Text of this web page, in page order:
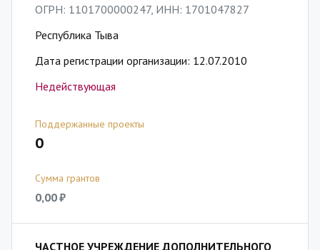
ОГРН: 1101700000247, ИНН: 1701047827
Республика Тыва
Дата регистрации организации: 12.07.2010
Недействующая
Поддержанные проекты
0
Сумма грантов
0,00 ₽
ЧАСТНОЕ УЧРЕЖДЕНИЕ ДОПОЛНИТЕЛЬНОГО